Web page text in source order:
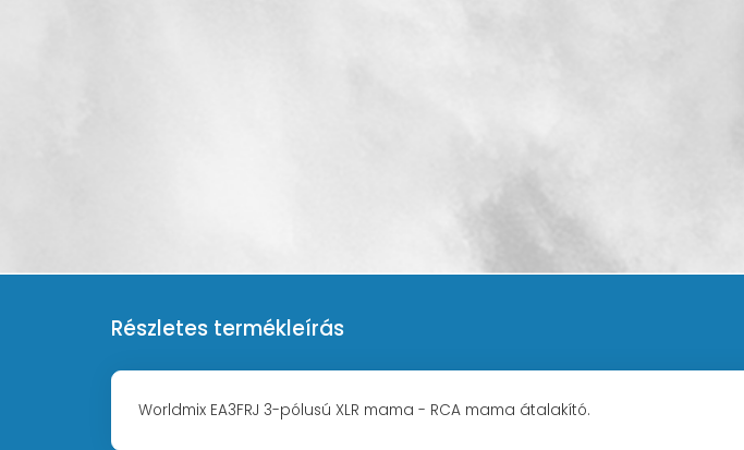
Részletes termékleírás
Worldmix EA3FRJ 3-pólusú XLR mama - RCA mama átalakító.